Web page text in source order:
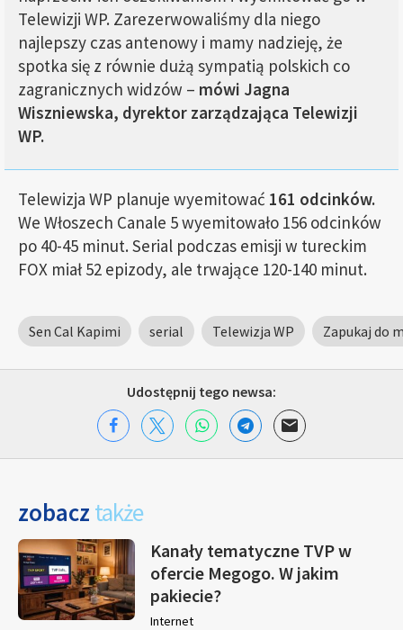
Telewizji WP. Zarezerwowaliśmy dla niego
najlepszy czas antenowy i mamy nadzieję, że
spotka się z równie dużą sympatią polskich co
zagranicznych widzów – mówi Jagna
Wiszniewska, dyrektor zarządzająca Telewizji
WP.
Telewizja WP planuje wyemitować 161 odcinków.
We Włoszech Canale 5 wyemitowało 156 odcinków
po 40-45 minut. Serial podczas emisji w tureckim
FOX miał 52 epizody, ale trwające 120-140 minut.
Sen Cal Kapimi serial Telewizja WP Zapukaj do
Udostępnij tego newsa:
zobacz także
Kanały tematyczne TVP w
ofercie Megogo. W jakim
pakiecie?
Internet